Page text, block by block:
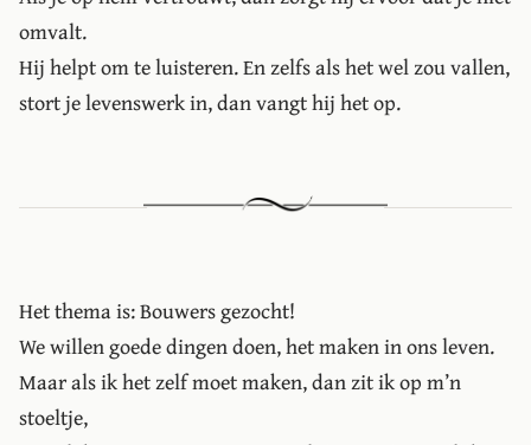
omvalt.
Hij helpt om te luisteren. En zelfs als het wel zou vallen,
stort je levenswerk in, dan vangt hij het op.
Het thema is: Bouwers gezocht!
We willen goede dingen doen, het maken in ons leven.
Maar als ik het zelf moet maken, dan zit ik op m’n
stoeltje,